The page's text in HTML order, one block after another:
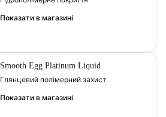
Показати в магазині
Smooth Egg Platinum Liquid
Глянцевий полімерний захист
Показати в магазині